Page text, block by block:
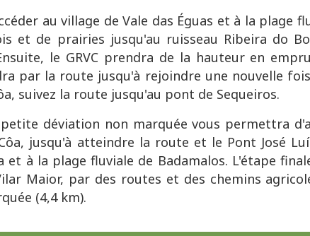
au village de Vale das Éguas et à la plage
et de prairies jusqu'au ruisseau Ribeira do
le GRVC prendra de la hauteur en
par la route jusqu'à rejoindre une nouvelle
suivez la route jusqu'au pont de Sequeiros.
déviation non marquée vous permettra
jusqu'à atteindre la route et le Pont José
à la plage fluviale de Badamalos. L'étape
Maior, par des routes et des chemins
(4,4 km).